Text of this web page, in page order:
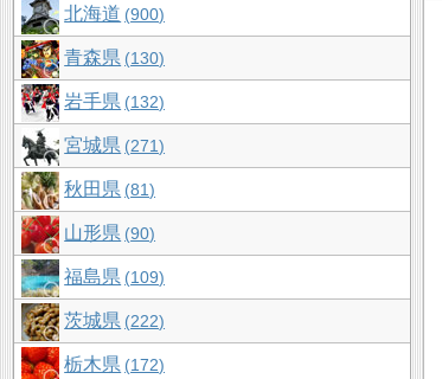
北海道 900
青森県 130
岩手県 132
宮城県 271
秋田県 81
山形県 90
福島県 109
茨城県 222
栃木県 172